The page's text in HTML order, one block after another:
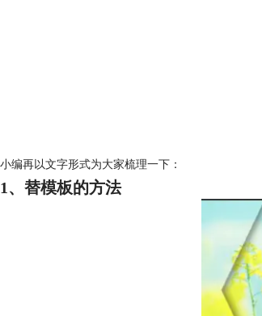
小编再以文字形式为大家梳理一下：
1、替模板的方法